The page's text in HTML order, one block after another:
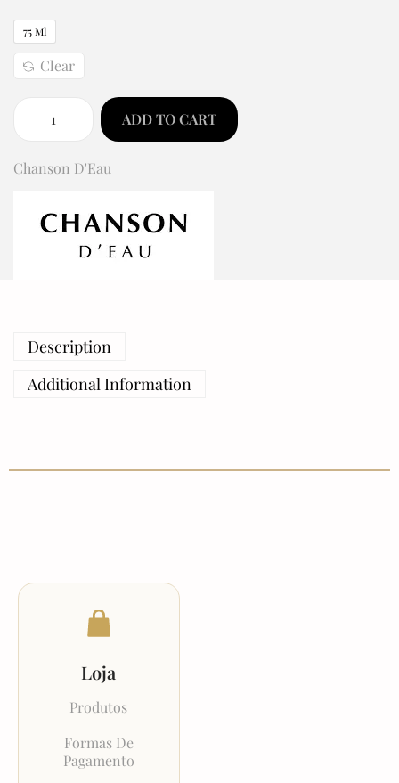
75 Ml
Clear
ADD TO CART
Chanson D'Eau
Description
Additional Information
Loja
Produtos
Formas De
Pagamento